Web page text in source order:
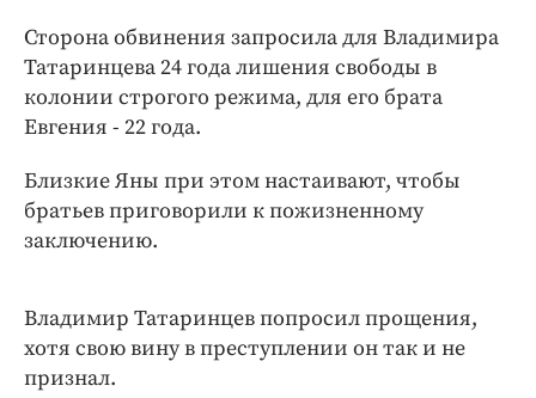
Сторона обвинения запросила для Владимира
Татаринцева 24 года лишения свободы в
колонии строгого режима, для его брата
Евгения - 22 года.
Близкие Яны при этом настаивают, чтобы
братьев приговорили к пожизненному
заключению.
Владимир Татаринцев попросил прощения,
хотя свою вину в преступлении он так и не
признал.